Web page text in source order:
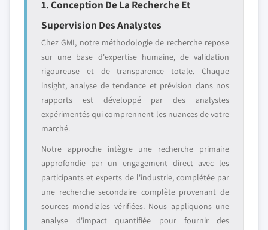
1. Conception De La Recherche Et
Supervision Des Analystes
Chez GMI, notre méthodologie de recherche repose
sur une base d'expertise humaine, de validation
rigoureuse et de transparence totale. Chaque
insight, analyse de tendance et prévision dans nos
rapports est développé par des analystes
expérimentés qui comprennent les nuances de votre
marché.
Notre approche intègre une recherche primaire
approfondie par un engagement direct avec les
participants et experts de l'industrie, complétée par
une recherche secondaire complète provenant de
sources mondiales vérifiées. Nous appliquons une
analyse d'impact quantifiée pour fournir des